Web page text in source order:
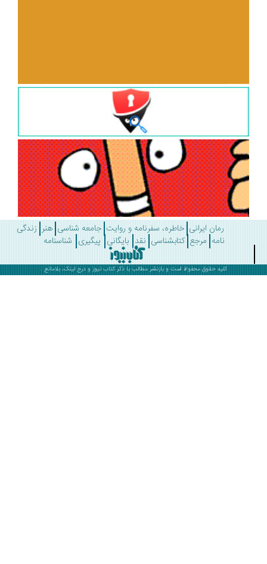
رمان ایرانی خاطره، سفرنامه و روایت جامعه شناسی هنر زندگی
مرجع کتابشناسی نقد بایگانی پیگیری شناسنامه
کلیه حقوق محفوظ است و بازنشر مطالب با ذکرکتاب نیوز و درج لینک، بلامانع .